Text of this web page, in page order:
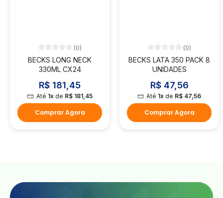
(0)
BECKS LONG NECK
330ML CX24
R$ 181,45
Até 1xde R$ 181,45
Comprar Agora
(0)
BECKS LATA 350 PACK 8
UNIDADES
R$ 47,56
Até 1x de R$ 47,56
Comprar Agora